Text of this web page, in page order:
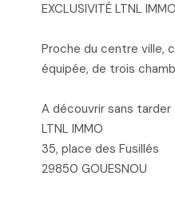
EXCLUSIVITÉ LTNL
Proche du centre ville,
équipée, de trois
A découvrir sans tarder
LTNL IMMO
35, place des Fusillés
29850 GOUESNOU